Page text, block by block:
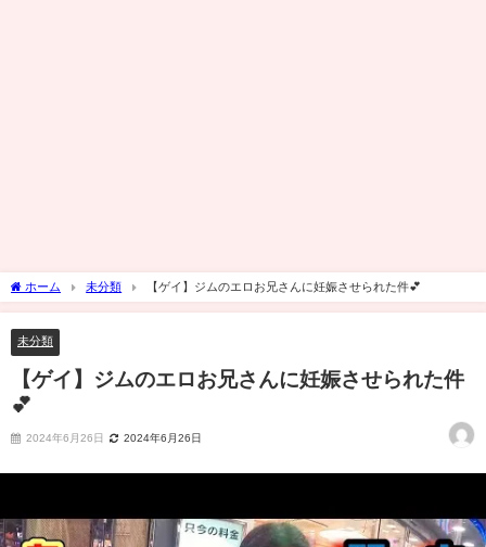
ホーム 未分類 【ゲイ】ジムのエロお兄さんに妊娠させられた件💕
未分類
【ゲイ】ジムのエロお兄さんに妊娠させられた件
💕
2024年6月26日 2024年6月26日